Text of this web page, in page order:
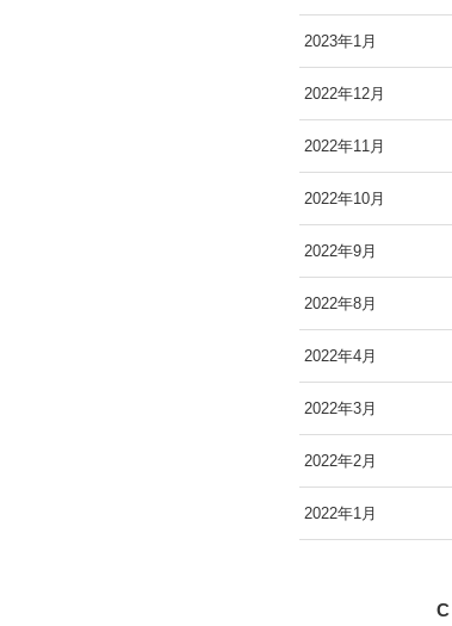
2023年1月
2022年12月
2022年11月
2022年10月
2022年9月
2022年8月
2022年4月
2022年3月
2022年2月
2022年1月